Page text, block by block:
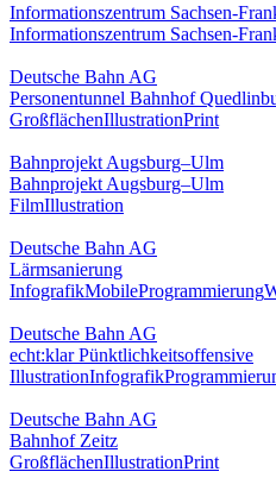
Informationszentrum Sachsen-
Informationszentrum Sachsen-
Deutsche Bahn AG
Personentunnel Bahnhof
GroßflächenIllustrationPrint
Bahnprojekt Augsburg–Ulm
Bahnprojekt Augsburg–Ulm
FilmIllustration
Deutsche Bahn AG
Lärmsanierung
InfografikMobileProgrammierung
Deutsche Bahn AG
echt:klar Pünktlichkeitsoffensive
IllustrationInfografik
Deutsche Bahn AG
Bahnhof Zeitz
GroßflächenIllustrationPrint